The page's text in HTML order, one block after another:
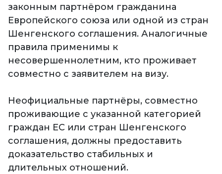
законным партнёром гражданина
Европейского союза или одной из стран
Шенгенского соглашения. Аналогичные
правила применимы к
несовершеннолетним, кто проживает
совместно с заявителем на визу.
Неофициальные партнёры, совместно
проживающие с указанной категорией
граждан ЕС или стран Шенгенского
соглашения, должны предоставить
доказательство стабильных и
длительных отношений.